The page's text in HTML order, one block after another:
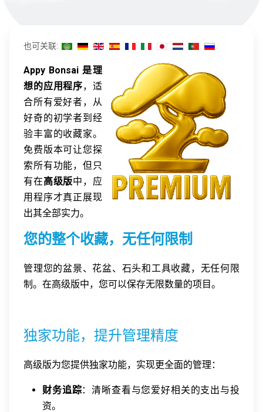
也可关联:
Appy Bonsai 是理
想的应用程序，适
合所有爱好者，从
好奇的初学者到经
验丰富的收藏家。
免费版本可让您探
索所有功能，但只
有在高级版中，应
用程序才真正展现
出其全部实力。
您的整个收藏，无任何限制
管理您的盆景、花盆、石头和工具收藏，无任何限
制。在高级版中，您可以保存无限数量的项目。
独家功能，提升管理精度
高级版为您提供独家功能，实现更全面的管理：
财务追踪：清晰查看与您爱好相关的支出与投
资。